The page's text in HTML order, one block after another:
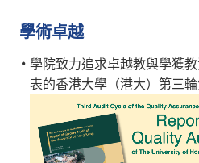
學術卓越
學院致力追求卓越教與學獲
表的香港大學（港大）第三